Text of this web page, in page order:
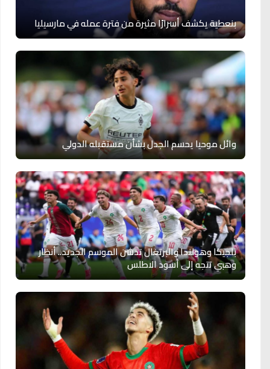
بنعطية يكشف أسرارًا مثيرة من فترة عمله في مارسيليا
وائل موحيا يحسم الجدل بشأن مستقبله الدولي
بلجيكا وهولندا والبرتغال تدشن الموسم الجديد.. أنظار
وهبي تتجه إلى أسود الاطلس